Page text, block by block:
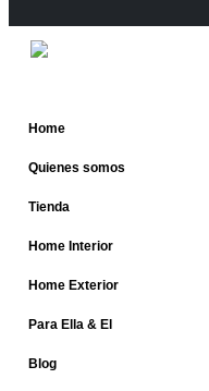
Home
Quienes somos
Tienda
Home Interior
Home Exterior
Para Ella & El
Blog